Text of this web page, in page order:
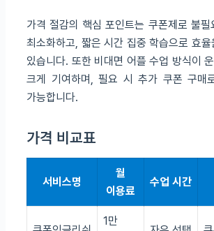
가격 절감의 핵심 포인트는 쿠폰제로 불필
최소화하고, 짧은 시간 집중 학습으로 효율
있습니다. 또한 비대면 어플 수업 방식이
크게 기여하며, 필요 시 추가 쿠폰 구매
가능합니다.
가격 비교표
서비스명
월
이용료
수업 시간
1만